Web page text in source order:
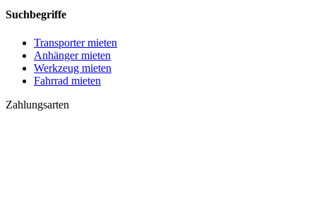
Suchbegriffe
Transporter mieten
Anhänger mieten
Werkzeug mieten
Fahrrad mieten
Zahlungsarten